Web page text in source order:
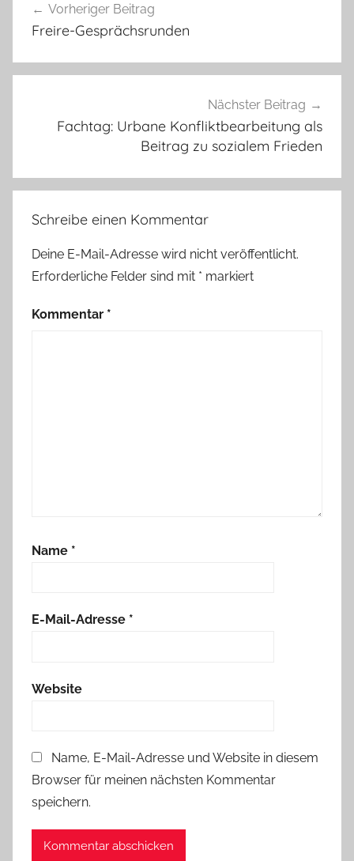
Vorheriger Beitrag
Freire-Gesprächsrunden
Nächster Beitrag
Fachtag: Urbane Konfliktbearbeitung als
Beitrag zu sozialem Frieden
Schreibe einen Kommentar
Deine E-Mail-Adresse wird nicht veröffentlicht.
Erforderliche Felder sind mit * markiert
Kommentar *
Name *
E-Mail-Adresse *
Website
Name, E-Mail-Adresse und Website in diesem
Browser für meinen nächsten Kommentar
speichern.